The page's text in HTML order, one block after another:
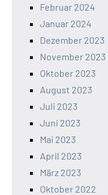
Februar 2024
Januar 2024
Dezember 2023
November 2023
Oktober 2023
August 2023
Juli 2023
Juni 2023
Mai 2023
April 2023
März 2023
Oktober 2022